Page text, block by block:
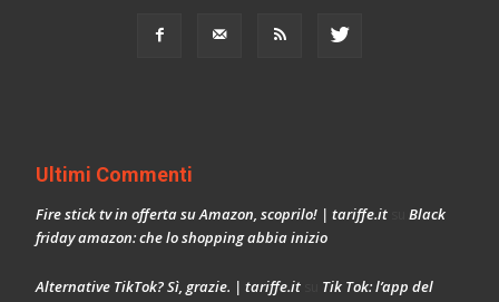
Ultimi Commenti
Fire stick tv in offerta su Amazon, scoprilo! | tariffe.it
Black
friday amazon: che lo shopping abbia inizio
Alternative TikTok? Sì, grazie. | tariffe.it
Tik Tok: l’app del